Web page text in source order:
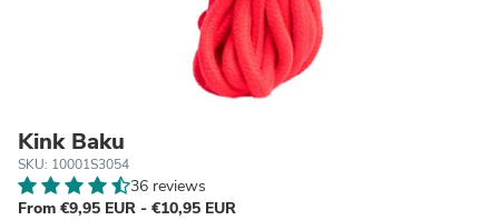
Kink Baku
SKU: 10001S3054
36 reviews
From €9,95 EUR - €10,95 EUR